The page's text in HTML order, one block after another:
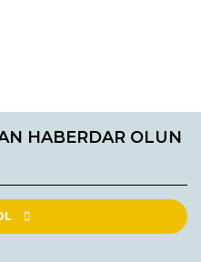
HABERDAR OLUN